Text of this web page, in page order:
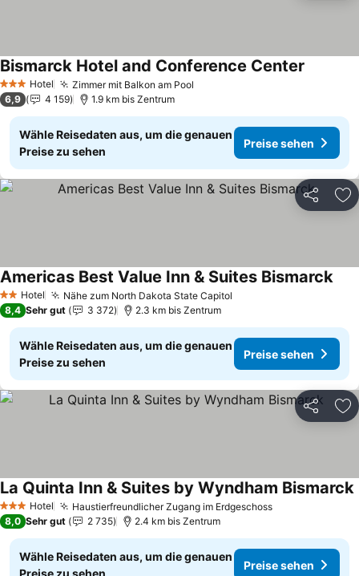
3 SterneHotel Zimmer mit Balkon am Pool
Bismarck Hotel and Conference Center
6,9 4 159 1.9 km bis Zentrum
Wähle Reisedaten aus, um die genauen
Preise zu sehen
Preise sehen
Teilen
2 Sterne
Hotel Nähe zum North Dakota State Capitol
Americas Best Value Inn & Suites Bismarck
8,4 Sehr gut 3 372 2.3 km bis Zentrum
Wähle Reisedaten aus, um die genauen
Preise zu sehen
Preise sehen
Teilen
3 SterneHotel Haustierfreundlicher Zugang im ErdgeschossPreise sehen
La Quinta Inn & Suites by Wyndham Bismarck
8,0 Sehr gut 2 735 2.4 km bis Zentrum
Wähle Reisedaten aus, um die genauen
Preise zu sehen
Preise sehen